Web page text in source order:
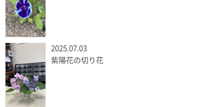
2025.07.03
紫陽花の切り花